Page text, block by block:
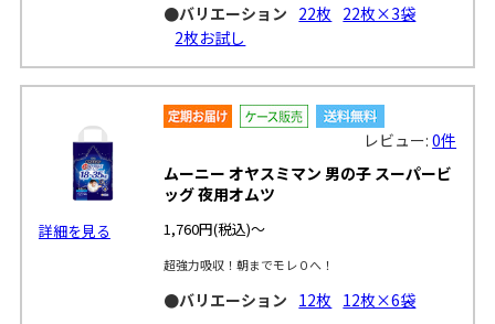
●バリエーション 22枚 22枚×3袋
2枚お試し
詳細を見る
レビュー:0件
ムーニー オヤスミマン 男の子 スーパービ
ッグ 夜用オムツ
1,760円(税込)～
超強力吸収！朝までモレ０へ！
●バリエーション 12枚 12枚×6袋